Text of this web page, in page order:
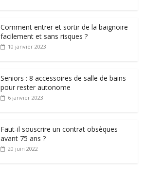
Comment entrer et sortir de la baignoire
facilement et sans risques ?
10 janvier 2023
Seniors : 8 accessoires de salle de bains
pour rester autonome
6 janvier 2023
Faut-il souscrire un contrat obsèques
avant 75 ans ?
20 juin 2022